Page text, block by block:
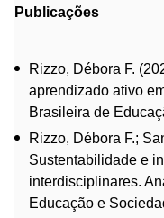
Publicações
Rizzo, Débora F.
aprendizado ativo
Brasileira de
Rizzo, Débora F.;
Sustentabilidade e
interdisciplinares.
Educação e